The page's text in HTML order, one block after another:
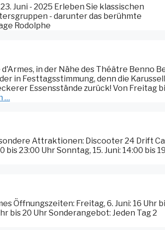
Juni - 2025 Erleben Sie klassischen
- darunter das berühmte
Rodolphe
in der Nähe des Théâtre Benno
in Festtagsstimmung, denn die
Essensstände zurück! Von Freitag
…
Attraktionen: Discooter 24 Drift
bis 23:00 Uhr Sonntag, 15. Juni: 14:00 bis
Öffnungszeiten: Freitag, 6. Juni: 16 Uhr
bis 20 Uhr Sonderangebot: Jeden Tag 2